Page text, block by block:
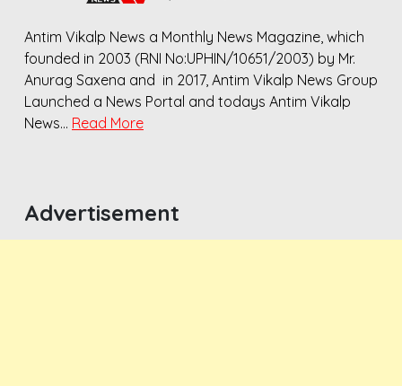
Antim Vikalp News a Monthly News Magazine, which
founded in 2003 (RNI No:UPHIN/10651/2003) by Mr.
Anurag Saxena and in 2017, Antim Vikalp News Group
Launched a News Portal and todays Antim Vikalp
News… Read More
Advertisement